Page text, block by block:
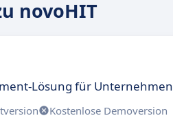
novoHIT
Lösung für Unternehmen
Kostenlose Demoversion